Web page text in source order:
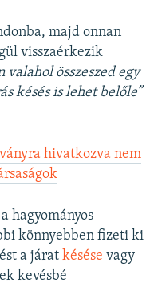
majd onnan
visszaérkezik
valahol összeszed egy
késés is lehet belőle”
hivatkozva nem
hagyományos
könnyebben fizeti ki
a járat késése vagy
kevésbé